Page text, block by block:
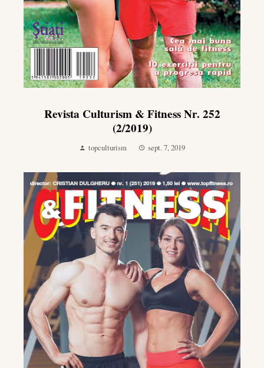
Revista Culturism & Fitness Nr. 252
(2/2019)
topculturism sept. 7, 2019